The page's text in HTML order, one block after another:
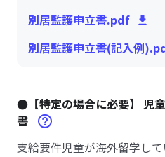
別居監護申立書.pdf
別居監護申立書(記入例
●【特定の場合に必要】 児
書
支給要件児童が海外留学し